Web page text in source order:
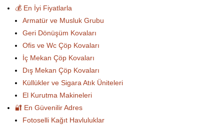
💰 En İyi Fiyatlarla
Armatür ve Musluk Grubu
Geri Dönüşüm Kovaları
Ofis ve Wc Çöp Kovaları
İç Mekan Çöp Kovaları
Dış Mekan Çöp Kovaları
Küllükler ve Sigara Atık Üniteleri
El Kurutma Makineleri
🔐 En Güvenilir Adres
Fotoselli Kağıt Havluluklar